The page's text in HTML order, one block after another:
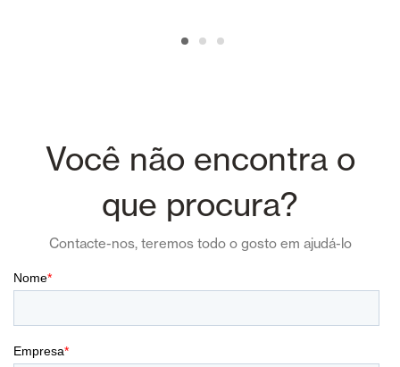
Você não encontra o
que procura?
Contacte-nos, teremos todo o gosto em ajudá-lo